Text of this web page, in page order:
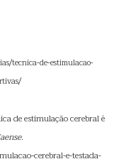
tecnica-de-estimulacao-
de estimulação cerebral é
.
cerebral-e-testada-